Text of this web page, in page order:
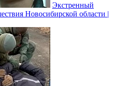
Экстренный
Новосибирской области |